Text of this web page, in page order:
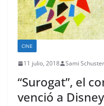
CINE
11 julio, 2018 Sami Schuster
“Surogat”, el
venció a